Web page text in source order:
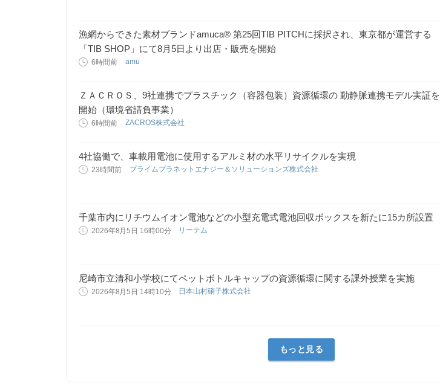
漁網からできた素材ブランドamuca® 第25回TIB PITCHに採択され、東京都が運営する
「TIB SHOP」にて8月5日より出店・販売を開始
6時間前 amu
ＺＡＣＲＯＳ、9社連携でプラスチック（容器包装）資源循環の 動静脈連携モデル実証を
開始（環境省請負事業）
6時間前 ZACROS株式会社
4社協働で、車載用電池に使用するアルミ材の水平リサイクルを実現
23時間前 プライムプラネットエナジー＆ソリューションズ株式会社
千葉市内にリチウムイオン電池などの小型充電式電池回収ボックスを新たに15カ所設置
2026年8月5日 16時00分 リーテム
尼崎市立清和小学校にてペットボトルキャップの資源循環に関する課外授業を実施
2026年8月5日 14時10分 日本山村硝子株式会社
もっと見る